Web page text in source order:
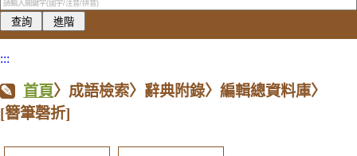
:::
首頁〉成語檢索〉辭典附錄〉編輯總資料庫〉
[簪筆磬折]